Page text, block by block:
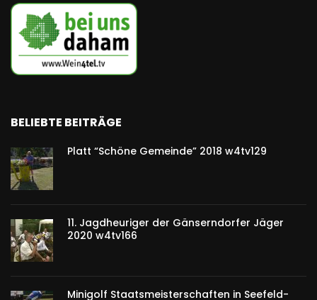
BELIEBTE BEITRÄGE
Platt “Schöne Gemeinde” 2018 w4tv129
11. Jagdheuriger der Gänserndorfer Jäger
2020 w4tv166
Minigolf Staatsmeisterschaften in Seefeld-